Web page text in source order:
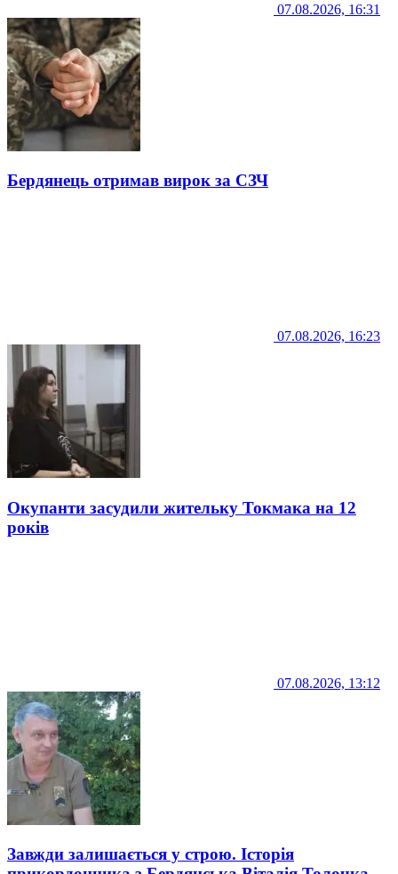
07.08.2026, 16:31
Бердянець отримав вирок за СЗЧ
07.08.2026, 16:23
Окупанти засудили жительку Токмака на 12
років
07.08.2026, 13:12
Завжди залишається у строю. Історія